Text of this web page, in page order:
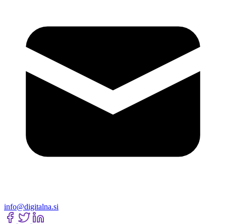
info@digitalna.si